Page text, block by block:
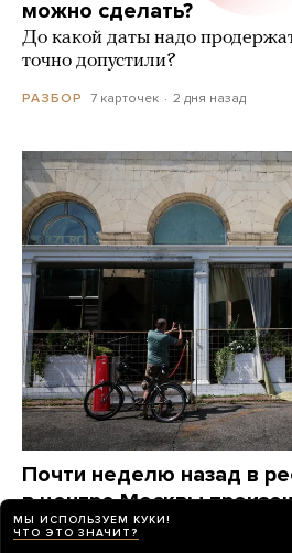
можно сделать?
До какой даты надо
точно допустили?
РАЗБОР 7 карточек 2 дня назад
Почти неделю назад в
в центре Москвы
Власти сразу назвали
МЫ ИСПОЛЬЗУЕМ КУКИ!
ЧТО ЭТО ЗНАЧИТ?